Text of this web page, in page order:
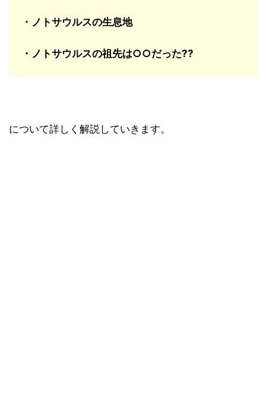
・ノトサウルスの生息地
・ノトサウルスの祖先は○○だった??
について詳しく解説していきます。